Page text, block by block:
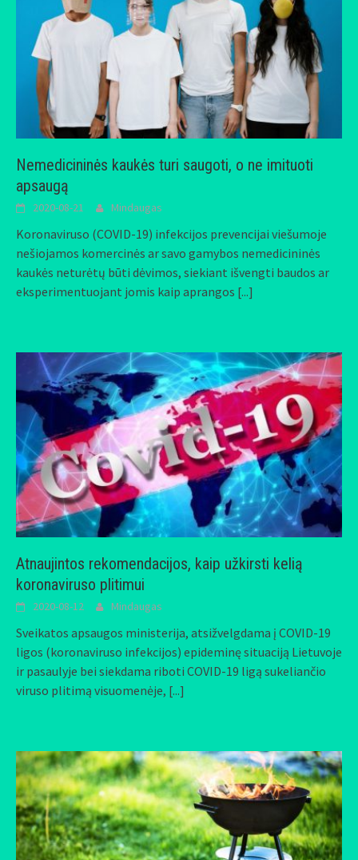
Nemedicininės kaukės turi saugoti, o ne imituoti
apsaugą
2020-08-21 Mindaugas
Koronaviruso (COVID-19) infekcijos prevencijai viešumoje
nešiojamos komercinės ar savo gamybos nemedicininės
kaukės neturėtų būti dėvimos, siekiant išvengti baudos ar
eksperimentuojant jomis kaip aprangos [...]
Atnaujintos rekomendacijos, kaip užkirsti kelią
koronaviruso plitimui
2020-08-12 Mindaugas
Sveikatos apsaugos ministerija, atsižvelgdama į COVID-19
ligos (koronaviruso infekcijos) epideminę situaciją Lietuvoje
ir pasaulyje bei siekdama riboti COVID-19 ligą sukeliančio
viruso plitimą visuomenėje, [...]